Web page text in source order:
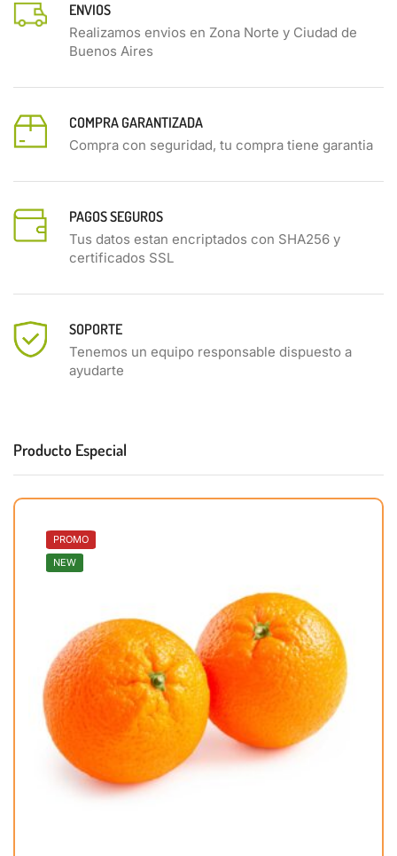
ENVIOS
Realizamos envios en Zona Norte y Ciudad de
Buenos Aires
COMPRA GARANTIZADA
Compra con seguridad, tu compra tiene garantia
PAGOS SEGUROS
Tus datos estan encriptados con SHA256 y
certificados SSL
SOPORTE
Tenemos un equipo responsable dispuesto a
ayudarte
Producto Especial
PROMO
NEW